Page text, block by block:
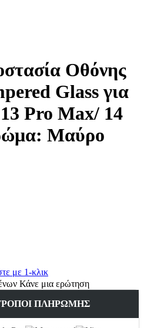
Οθόνης
Glass για
Pro Max/ 14
Μαύρο
με 1-κλικ
Κάνε μια ερώτηση
ΠΛΗΡΩΜΉΣ